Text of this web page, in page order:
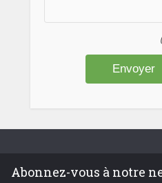
Abonnez-vous à notre